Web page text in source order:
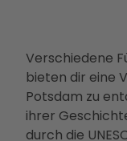
Verschiedene
bieten dir eine
Potsdam zu
ihrer
durch die